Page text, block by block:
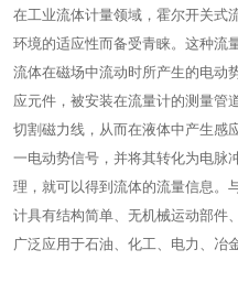
在工业流体计量领域，霍尔开关式
环境的适应性而备受青睐。这种流
流体在磁场中流动时所产生的电动
应元件，被安装在流量计的测量管
切割磁力线，从而在液体中产生感
一电动势信号，并将其转化为电脉
理，就可以得到流体的流量信息。
计具有结构简单、无机械运动部件
广泛应用于石油、化工、电力、冶